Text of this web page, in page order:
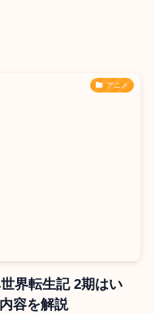
アニメ
界転生記 2期はい
容を解説